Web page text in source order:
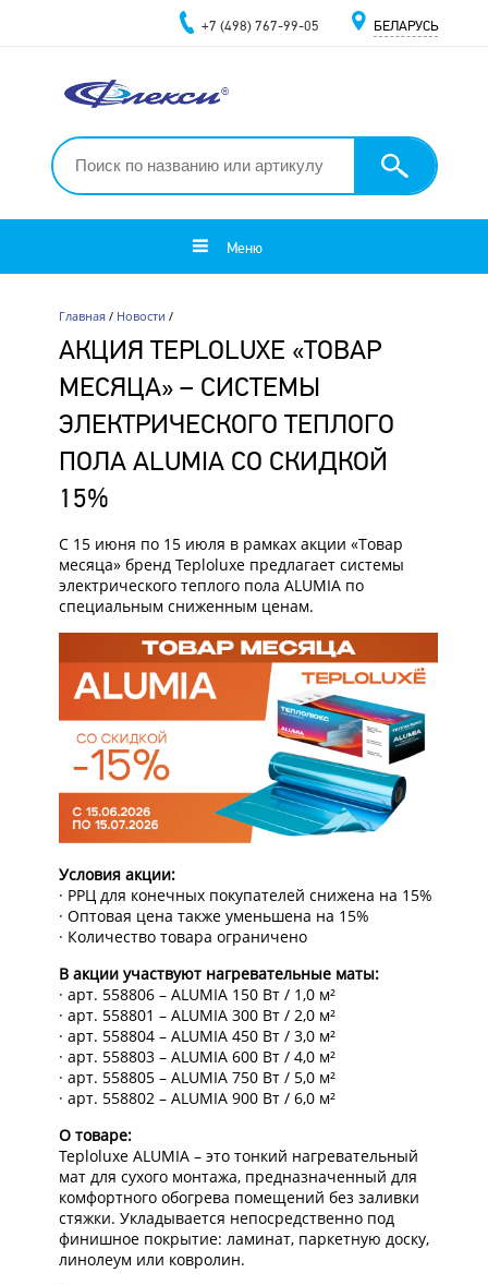
+7 (498) 767-99-05 БЕЛАРУСЬ
Меню
Главная/ Новости /
АКЦИЯ TEPLOLUXE «ТОВАР
МЕСЯЦА» – СИСТЕМЫ
ЭЛЕКТРИЧЕСКОГО ТЕПЛОГО
ПОЛА ALUMIA СО СКИДКОЙ
15%
С 15 июня по 15 июля в рамках акции «Товар
месяца» бренд Teploluxe предлагает системы
электрического теплого пола ALUMIA по
специальным сниженным ценам.
Условия акции:
· РРЦ для конечных покупателей снижена на 15%
· Оптовая цена также уменьшена на 15%
· Количество товара ограничено
В акции участвуют нагревательные маты:
· арт. 558806 – ALUMIA 150 Вт / 1,0 м²
· арт. 558801 – ALUMIA 300 Вт / 2,0 м²
· арт. 558804 – ALUMIA 450 Вт / 3,0 м²
· арт. 558803 – ALUMIA 600 Вт / 4,0 м²
· арт. 558805 – ALUMIA 750 Вт / 5,0 м²
· арт. 558802 – ALUMIA 900 Вт / 6,0 м²
О товаре:
Teploluxe ALUMIA – это тонкий нагревательный
мат для сухого монтажа, предназначенный для
комфортного обогрева помещений без заливки
стяжки. Укладывается непосредственно под
финишное покрытие: ламинат, паркетную доску,
линолеум или ковролин.